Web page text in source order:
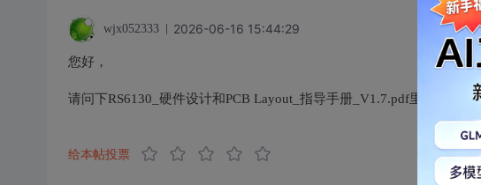
wjx052333 2026-06-16 15:44:29
您好，
请问下RS6130_硬件设计和PCB Layout_指导手册_V1.7.pdf里提及的原
给本帖投票